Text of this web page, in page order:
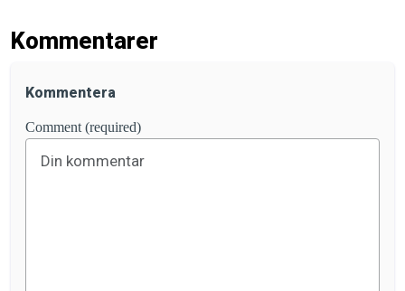
Kommentarer
Kommentera
Comment (required)